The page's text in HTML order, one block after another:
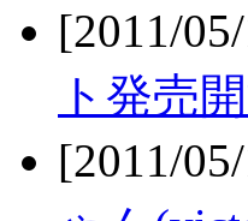
[2011/
ト発売
[2011/